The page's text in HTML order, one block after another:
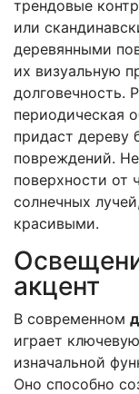
трендовые
или
деревянными
их визуальную
долговечность.
периодическая
придаст дереву
повреждений.
поверхности от
солнечных
красивыми.
акцент
В современном
играет
изначальной
Оно способно